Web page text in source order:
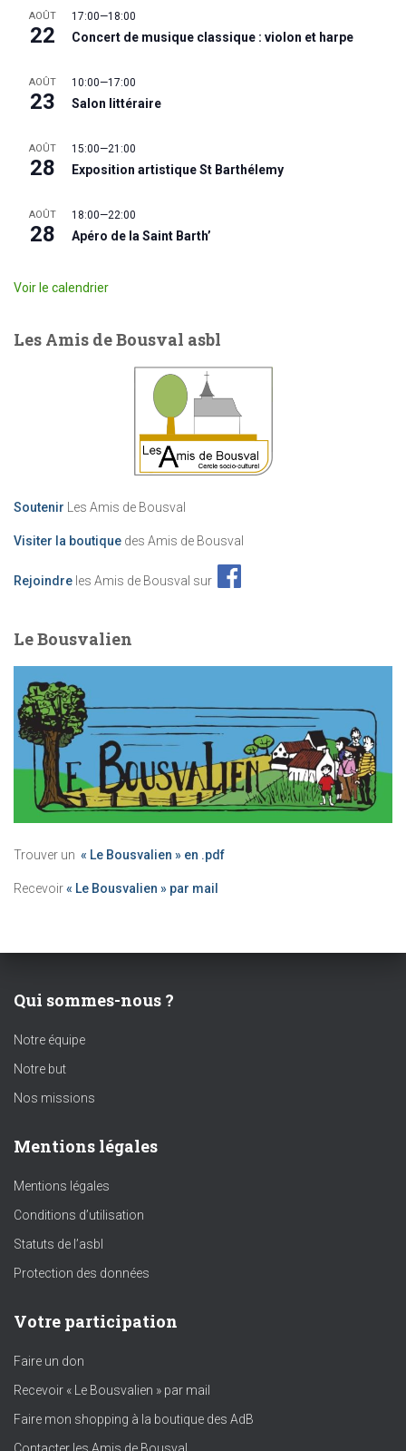
AOÛT
22
17:00—18:00
Concert de musique classique : violon et harpe
AOÛT
23
10:00—17:00
Salon littéraire
AOÛT
28
15:00—21:00
Exposition artistique St Barthélemy
AOÛT
28
18:00—22:00
Apéro de la Saint Barth’
Voir le calendrier
Les Amis de Bousval asbl
Soutenir Les Amis de Bousval
Visiter la boutique des Amis de Bousval
Rejoindre les Amis de Bousval sur
Le Bousvalien
Trouver un « Le Bousvalien » en .pdf
Recevoir« Le Bousvalien » par mail
Qui sommes-nous ?
Notre équipe
Notre but
Nos missions
Mentions légales
Mentions légales
Conditions d’utilisation
Statuts de l’asbl
Protection des données
Votre participation
Faire un don
Recevoir « Le Bousvalien » par mail
Faire mon shopping à la boutique des AdB